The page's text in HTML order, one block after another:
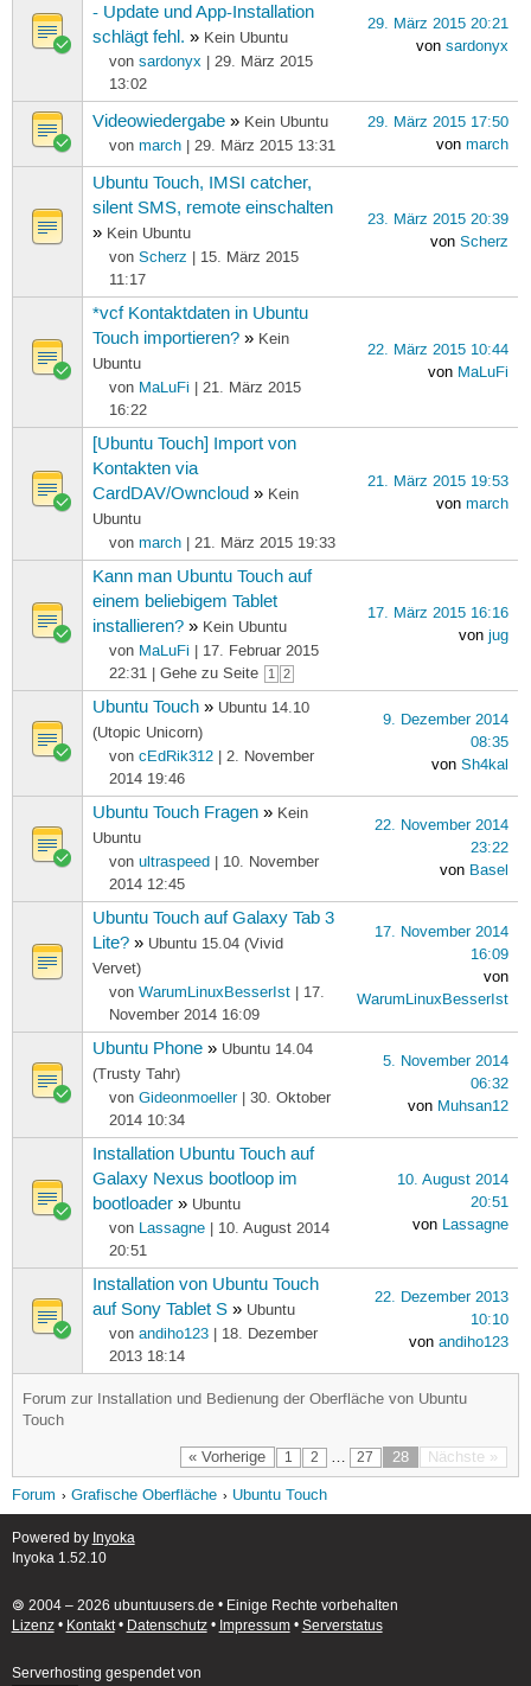
- Update und App-Installation
schlägt fehl. » Kein Ubuntu
von sardonyx| 29. März 2015
13:02
29. März 2015 20:21
von sardonyx
Videowiedergabe » Kein Ubuntu
von march| 29. März 2015 13:31
29. März 2015 17:50
von march
Ubuntu Touch, IMSI catcher,
silent SMS, remote einschalten
» Kein Ubuntu
von Scherz | 15. März 2015
11:17
23. März 2015 20:39
von Scherz
*vcf Kontaktdaten in Ubuntu
Touch importieren? » Kein
Ubuntu
von MaLuFi | 21. März 2015
16:22
22. März 2015 10:44
von MaLuFi
[Ubuntu Touch] Import von
Kontakten via
CardDAV/Owncloud » Kein
Ubuntu
von march| 21. März 2015 19:33
21. März 2015 19:53
von march
Kann man Ubuntu Touch auf
einem beliebigem Tablet
installieren? » Kein Ubuntu
von MaLuFi | 17. Februar 2015
22:31 | Gehe zu Seite
1 2
17. März 2015 16:16
von jug
Ubuntu Touch » Ubuntu 14.10
(Utopic Unicorn)
von cEdRik312| 2. November
2014 19:46
9. Dezember 2014
08:35
von Sh4kal
Ubuntu Touch Fragen » Kein
Ubuntu
von ultraspeed| 10. November
2014 12:45
22. November 2014
23:22
von Basel
Ubuntu Touch auf Galaxy Tab 3
Lite? » Ubuntu 15.04 (Vivid
Vervet)
von WarumLinuxBesserIst| 17.
November 2014 16:09
17. November 2014
16:09
von
WarumLinuxBesserIst
Ubuntu Phone » Ubuntu 14.04
(Trusty Tahr)
von Gideonmoeller| 30. Oktober
2014 10:34
5. November 2014
06:32
von Muhsan12
Installation Ubuntu Touch auf
Galaxy Nexus bootloop im
bootloader » Ubuntu
von Lassagne| 10. August 2014
20:51
10. August 2014
20:51
von Lassagne
Installation von Ubuntu Touch
auf Sony Tablet S » Ubuntu
von andiho123| 18. Dezember
2013 18:14
22. Dezember 2013
10:10
von andiho123
Forum zur Installation und Bedienung der Oberfläche von Ubuntu
Touch
« Vorherige 1 2 … 27 28 Nächste »
Forum Grafische Oberfläche Ubuntu Touch
Powered by Inyoka
Inyoka 1.52.10
🄯 2004 – 2026 ubuntuusers.de • Einige Rechte vorbehalten
Lizenz• Kontakt• Datenschutz• Impressum• Serverstatus
Serverhosting gespendet von